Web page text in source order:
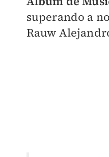
superando a
Rauw